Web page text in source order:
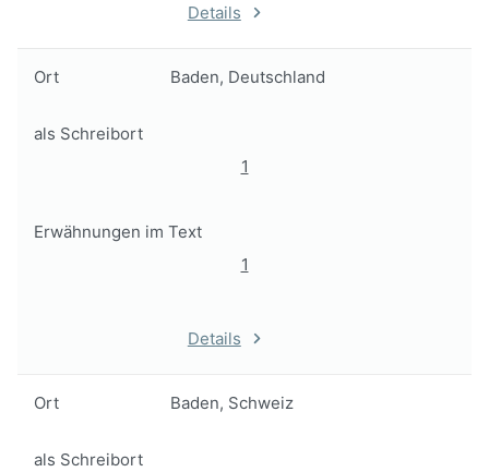
Details
Ort Baden, Deutschland
als Schreibort
1
Erwähnungen im Text
1
Details
Ort Baden, Schweiz
als Schreibort